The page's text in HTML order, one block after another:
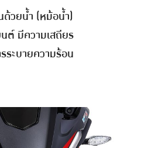
ด้วยน้ำ (หม้อน้ำ)
ต์ มีความเสถียร
ระบายความร้อน